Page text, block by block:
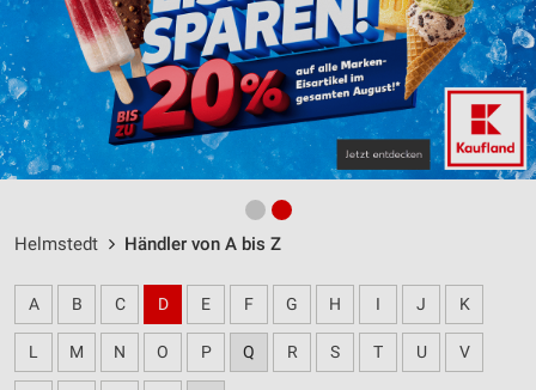
Helmstedt Händler von A bis Z
A B C D E F G H I J K
L M N O P Q R S T U V